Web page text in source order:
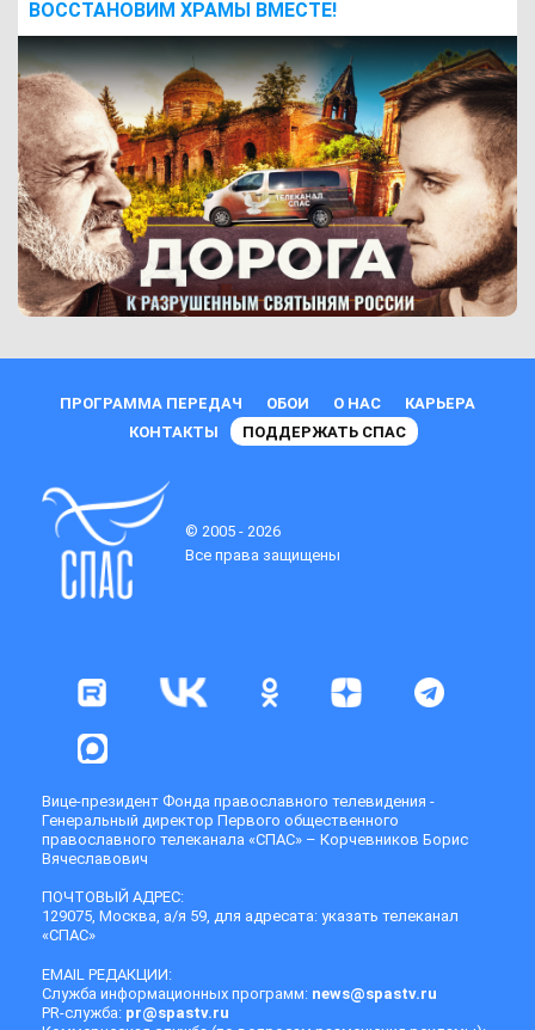
ВОCСТАНОВИМ ХРАМЫ ВМЕСТЕ!
ПРОГРАММА ПЕРЕДАЧ ОБОИ О НАС
КАРЬЕРА
КОНТАКТЫ
ПОДДЕРЖАТЬ СПАС
© 2005 - 2026
Все права защищены
Вице-президент Фонда православного телевидения -
Генеральный директор Первого общественного
православного телеканала «СПАС» – Корчевников Борис
Вячеславович
ПОЧТОВЫЙ АДРЕС:
129075, Москва, а/я 59, для адресата: указать телеканал
«СПАС»
EMAIL РЕДАКЦИИ:
Служба информационных программ: news@spastv.ru
PR-служба: pr@spastv.ru